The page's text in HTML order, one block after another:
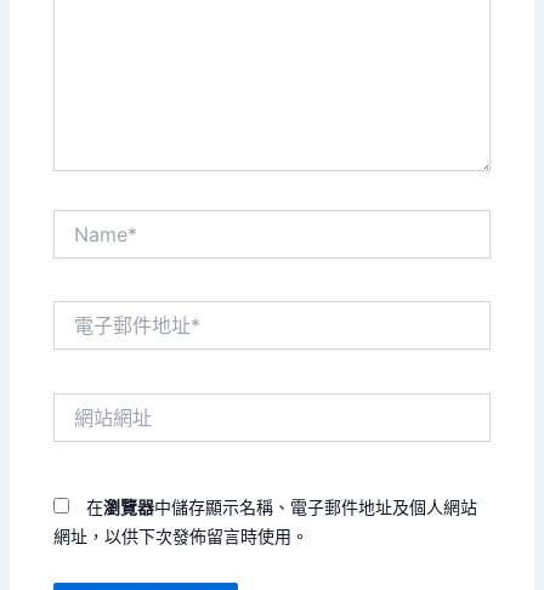
在瀏覽器中儲存顯示名稱、電子郵件地址及個人網站
網址，以供下次發佈留言時使用。